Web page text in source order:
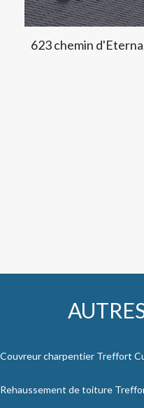
623 chemin
Couvreur charpentier Treffort
Rehaussement de toiture